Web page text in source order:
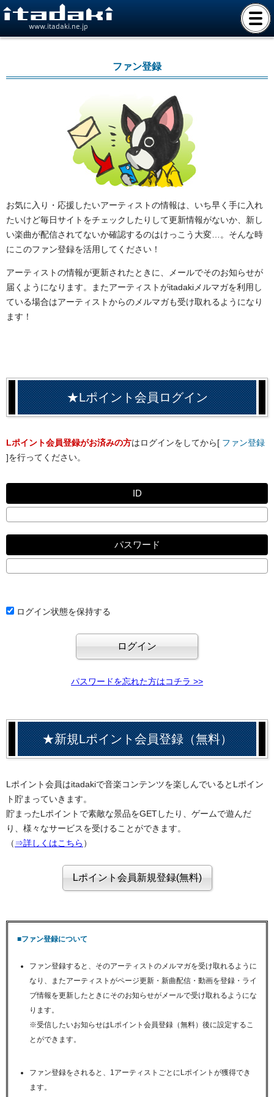
www.itadaki.ne.jp
ファン登録
お気に入り・応援したいアーティストの情報は、いち早く手に入れ
たいけど毎日サイトをチェックしたりして更新情報がないか、新し
い楽曲が配信されてないか確認するのはけっこう大変…。そんな時
にこのファン登録を活用してください！
アーティストの情報が更新されたときに、メールでそのお知らせが
届くようになります。またアーティストがitadakiメルマガを利用し
ている場合はアーティストからのメルマガも受け取れるようになり
ます！
★Lポイント会員ログイン
Lポイント会員登録がお済みの方はログインをしてから[ ファン登録
]を行ってください。
ID
パスワード
ログイン状態を保持する
パスワードを忘れた方はコチラ >>
★新規Lポイント会員登録（無料）
Lポイント会員はitadakiで音楽コンテンツを楽しんでいるとLポイン
ト貯まっていきます。
貯まったLポイントで素敵な景品をGETしたり、ゲームで遊んだ
り、様々なサービスを受けることができます。
（ ⇒詳しくはこちら ）
■ファン登録について
ファン登録すると、そのアーティストのメルマガを受け取れるように
なり、またアーティストがページ更新・新曲配信・動画を登録・ライ
ブ情報を更新したときにそのお知らせがメールで受け取れるようにな
ります。
※受信したいお知らせはLポイント会員登録（無料）後に設定するこ
とができます。
ファン登録をされると、1アーティストごとにLポイントが獲得でき
ます。